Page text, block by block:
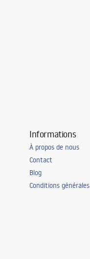
Informations
À propos de nous
Contact
Blog
Conditions générales